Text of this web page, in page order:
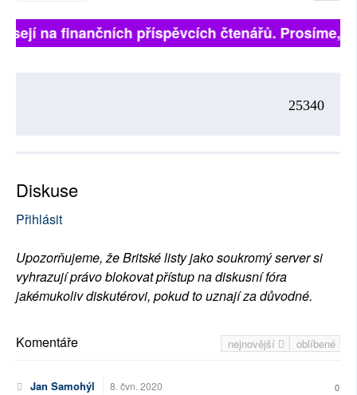
na finančních příspěvcích čtenářů. Prosíme,
25340
Diskuse
Přihlásit
Upozorňujeme, že Britské listy jako soukromý server si
vyhrazují právo blokovat přístup na diskusní fóra
jakémukoliv diskutérovi, pokud to uznají za důvodné.
nejnovější oblíbené
Komentáře
Jan Samohýl 8. čvn. 2020 0